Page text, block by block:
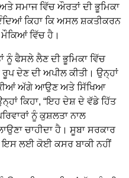
ਸਮਾਜ ਵਿੱਚ ਔਰਤਾਂ ਦੀ ਭੂਮਿਕਾ
ਕਿਹਾ ਕਿ ਅਸਲ ਸ਼ਕਤੀਕਰਨ
ਵਿੱਚ ਹੈ।
ਨੂੰ ਫੈਸਲੇ ਲੈਣ ਦੀ ਭੂਮਿਕਾ ਵਿੱਚ
ਦੇਣ ਦੀ ਅਪੀਲ ਕੀਤੀ। ਉਨ੍ਹਾਂ
ਅੱਗੇ ਆਉਣ ਅਤੇ ਸਿੱਖਿਆ
ਕਿਹਾ, “ਇਹ ਦੇਸ਼ ਦੇ ਵੱਡੇ ਹਿੱਤ
ਨੂੰ ਕੁਸ਼ਲਤਾ ਨਾਲ
ਚਾਹੀਦਾ ਹੈ। ਸੂਬਾ ਸਰਕਾਰ
ਲਈ ਕੋਈ ਕਸਰ ਬਾਕੀ ਨਹੀਂ